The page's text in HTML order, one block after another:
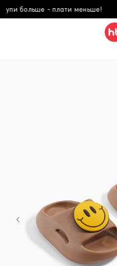
больше - плати меньше!